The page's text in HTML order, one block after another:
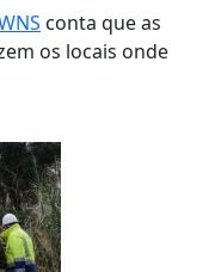
conta que as
os locais onde